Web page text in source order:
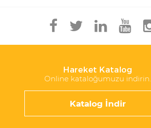
Hareket Katalog
Online kataloğumuzu indirin.
Katalog İndir